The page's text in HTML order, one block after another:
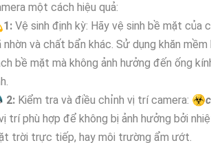
một cách hiệu quả:
1: Vệ sinh định kỳ: Hãy vệ sinh bề mặt của
nhờn và chất bẩn khác. Sử dụng khăn
bề mặt mà không ảnh hưởng đến ống
2: Kiểm tra và điều chỉnh vị trí camera: ☣️
trí phù hợp để không bị ảnh hưởng bởi
trời trực tiếp, hay môi trường ẩm ướt.